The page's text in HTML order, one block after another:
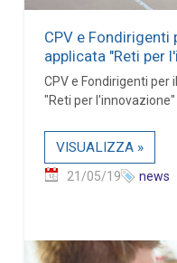
CPV e
applicata "Reti per
CPV e Fondirigenti per
"Reti per l'innovazione"
VISUALIZZA »
21/05/19 news